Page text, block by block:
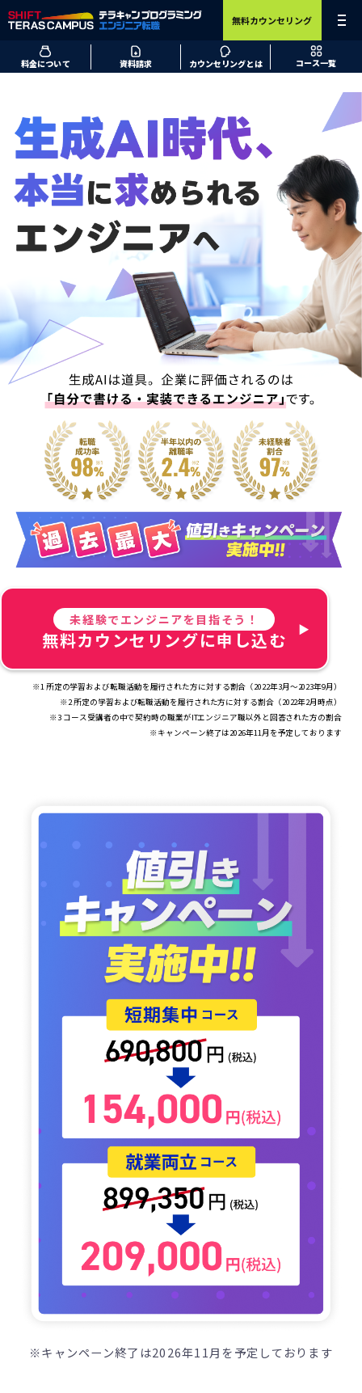
無料カウンセリング
料金について 資料請求 カウンセリングとは コース一覧
未経験でエンジニアを目指そう！
無料カウンセリングに申し込む
※1 所定の学習および転職活動を履行された方に対する割合（2022年3月～2023年9月）
※2 所定の学習および転職活動を履行された方に対する割合（2022年2月時点）
※3 コース受講者の中で契約時の職業がITエンジニア職以外と回答された方の割合
※キャンペーン終了は2026年11月を予定しております
※キャンペーン終了は2026年11月を予定しております